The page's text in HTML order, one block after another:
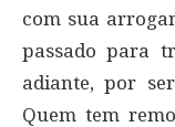
com sua
passado para
adiante, por
Quem tem